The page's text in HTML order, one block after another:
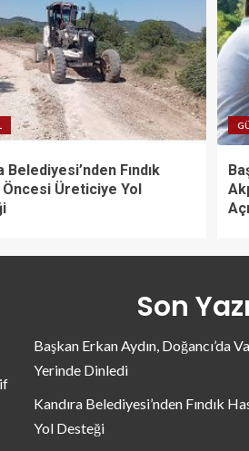
Belediyesi’nden Fındık
Öncesi Üreticiye Yol
Son
Başkan Erkan Aydın, Doğancı’da
Yerinde Dinledi
Kandıra Belediyesi’nden Fındık
Yol Desteği